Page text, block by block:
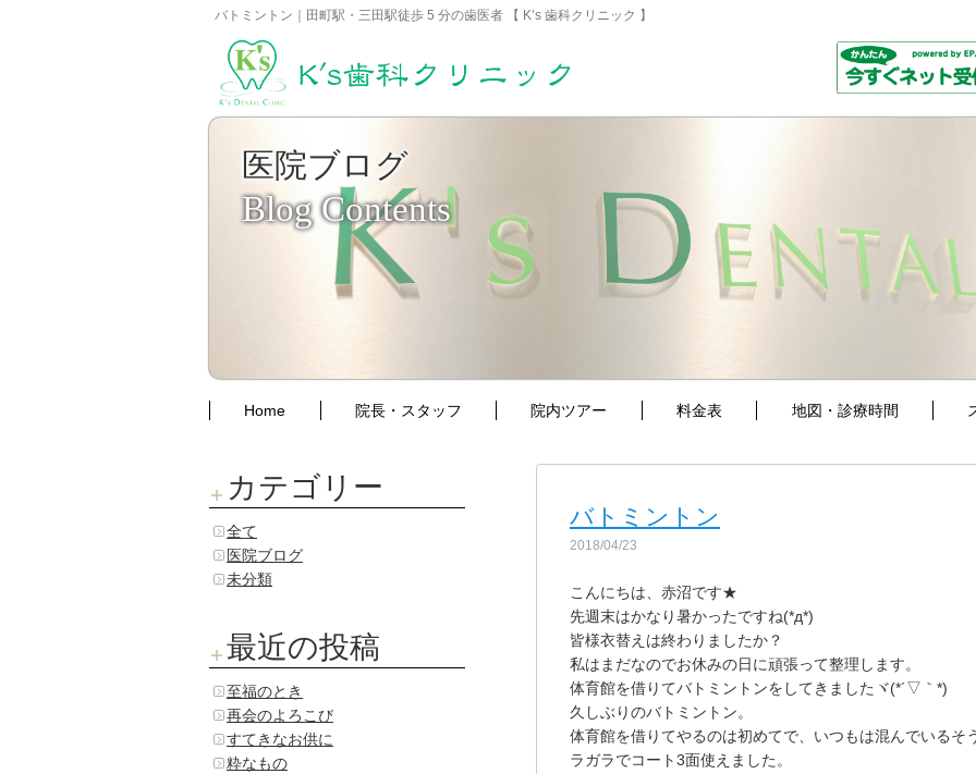
バトミントン｜田町駅・三田駅徒歩 5 分の歯医者 【 K’s 歯科クリニック 】
医院ブログ
Blog Contents
Home 院長・スタッフ 院内ツアー 料金表 地図・診療時間
カテゴリー
全て
医院ブログ
未分類
最近の投稿
至福のとき
再会のよろこび
すてきなお供に
粋なもの
バトミントン
2018/04/23
こんにちは、赤沼です★
先週末はかなり暑かったですね(*д*)
皆様衣替えは終わりましたか？
私はまだなのでお休みの日に頑張って整理します。
体育館を借りてバトミントンをしてきましたヾ(*´▽｀*)
久しぶりのバトミントン。
体育館を借りてやるのは初めてで、いつもは混んでいるそ
ラガラでコート3面使えました。